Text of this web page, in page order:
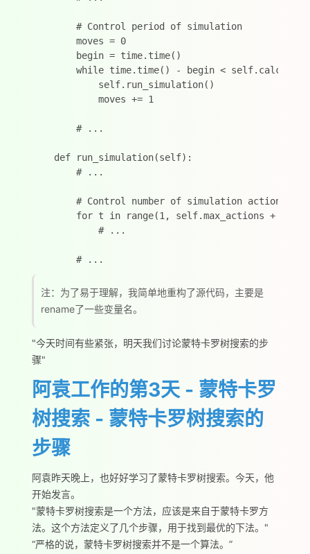
        # Control period of simulation
        moves = 0
        begin = time.time()
while time.time() - begin <
            self.run_simulation()
            moves += 1
        # ...
    def run_simulation(self):
        # ...
        # Control number of simulation actions
        for t in range(1, self.max_actions + 1):
            # ...
注：为了易于理解，我简单地重构了源代码，主要是
rename了一些变量名。
"今天时间有些紧张，明天我们讨论蒙特卡罗树搜索的步
骤"
阿袁工作的第3天 - 蒙特卡罗
树搜索 - 蒙特卡罗树搜索的
步骤
阿袁昨天晚上，也好好学习了蒙特卡罗树搜索。今天，他
开始发言。
"蒙特卡罗树搜索是一个方法，应该是来自于蒙特卡罗方
法。这个方法定义了几个步骤，用于找到最优的下法。"
“严格的说，蒙特卡罗树搜索并不是一个算法。”